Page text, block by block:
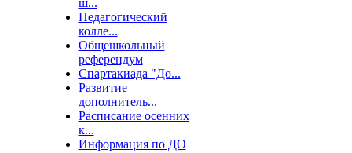
ш...
Педагогический
колле...
Общешкольный
референдум
Спартакиада "До...
Развитие
дополнитель...
Расписание осенних
к...
Информация по ДО